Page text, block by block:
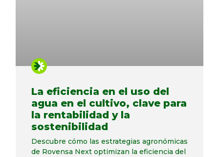
La eficiencia en el uso del
agua en el cultivo, clave para
la rentabilidad y la
sostenibilidad
Descubre cómo las estrategias agronómicas
de Rovensa Next optimizan la eficiencia del